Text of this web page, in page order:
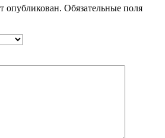
опубликован. Обязательные поля